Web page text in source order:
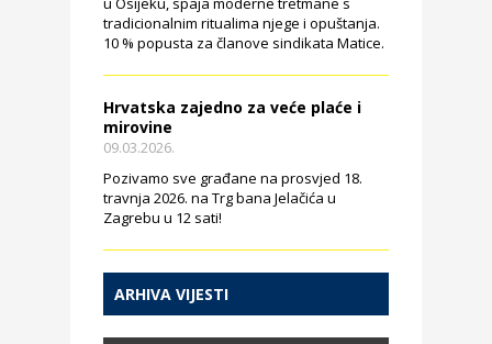
tradicionalnim ritualima njege i opuštanja.
10 % popusta za članove sindikata Matice.
Hrvatska zajedno za veće plaće i
mirovine
09.03.2026.
Pozivamo sve građane na prosvjed 18.
travnja 2026. na Trg bana Jelačića u
Zagrebu u 12 sati!
ARHIVA VIJESTI